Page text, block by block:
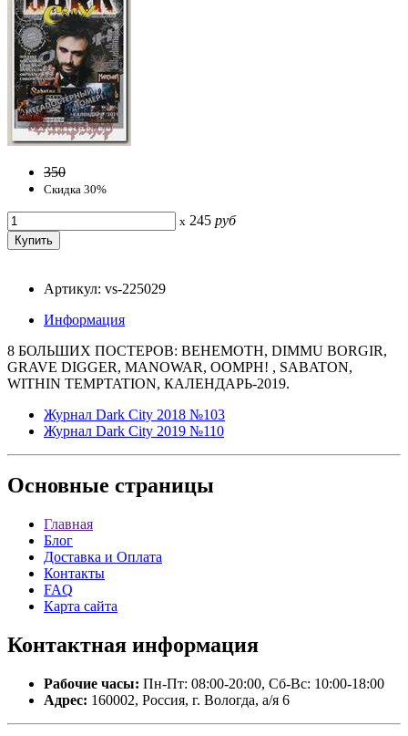
350
Скидка 30%
x 245 руб
Артикул: vs-225029
Информация
8 БОЛЬШИХ ПОСТЕРОВ: BEHEMOTH, DIMMU BORGIR,
GRAVE DIGGER, MANOWAR, OOMPH! , SABATON,
WITHIN TEMPTATION, КАЛЕНДАРЬ-2019.
Журнал Dark City 2018 №103
Журнал Dark City 2019 №110
Основные страницы
Главная
Блог
Доставка и Оплата
Контакты
FAQ
Карта сайта
Контактная информация
Рабочие часы: Пн-Пт: 08:00-20:00, Сб-Вс: 10:00-18:00
Адрес: 160002, Россия, г. Вологда, а/я 6